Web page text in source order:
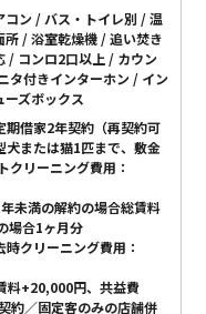
ン / バス・トイレ別 / 温
/ 浴室乾燥機 / 追い焚き
/ コンロ2口以上 / カウン
タ付きインターホン / イン
ズボックス
期借家2年契約（再契約可
犬または猫1匹まで、敷金
クリーニング費用：
未満の解約の場合総賃料
場合1ヶ月分
時クリーニング費用：
料+20,000円、共益費
約／固定客のみの店舗併